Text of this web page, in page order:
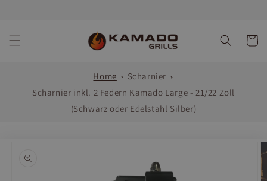
Home
Scharnier
Scharnier inkl. 2 Federn Kamado Large - 21/22 Zoll
(Schwarz oder Edelstahl Silber)